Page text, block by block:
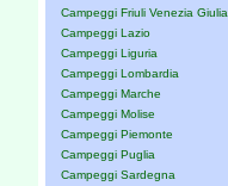
Campeggi Friuli Venezia Giulia
Campeggi Lazio
Campeggi Liguria
Campeggi Lombardia
Campeggi Marche
Campeggi Molise
Campeggi Piemonte
Campeggi Puglia
Campeggi Sardegna